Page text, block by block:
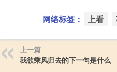
网络标签： 上看
上一篇
我欲乘风归去的下一句是什么